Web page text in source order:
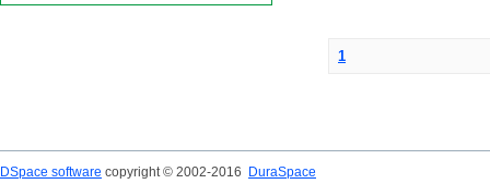
1
DSpace software copyright © 2002-2016
DuraSpace